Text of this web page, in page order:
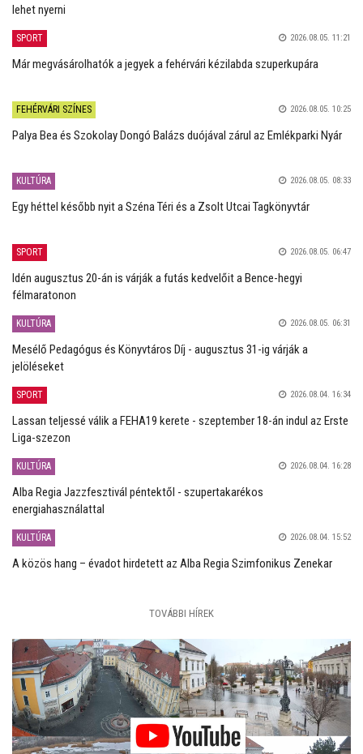
lehet nyerni
SPORT 2026.08.05. 11:21
Már megvásárolhatók a jegyek a fehérvári kézilabda szuperkupára
FEHÉRVÁRI SZÍNES 2026.08.05. 10:25
Palya Bea és Szokolay Dongó Balázs duójával zárul az Emlékparki Nyár
KULTÚRA 2026.08.05. 08:33
Egy héttel később nyit a Széna Téri és a Zsolt Utcai Tagkönyvtár
SPORT 2026.08.05. 06:47
Idén augusztus 20-án is várják a futás kedvelőit a Bence-hegyi
félmaratonon
KULTÚRA 2026.08.05. 06:31
Mesélő Pedagógus és Könyvtáros Díj - augusztus 31-ig várják a
jelöléseket
SPORT 2026.08.04. 16:34
Lassan teljessé válik a FEHA19 kerete - szeptember 18-án indul az Erste
Liga-szezon
KULTÚRA 2026.08.04. 16:28
Alba Regia Jazzfesztivál péntektől - szupertakarékos
energiahasználattal
KULTÚRA 2026.08.04. 15:52
A közös hang – évadot hirdetett az Alba Regia Szimfonikus Zenekar
TOVÁBBI HÍREK